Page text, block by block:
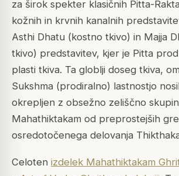
za širok spekter klasičnih Pitta-
kožnih in krvnih kanalnih
Asthi Dhatu (kostno tkivo) in Majja
tkivo) predstavitev, kjer je Pitta
plasti tkiva. Ta globlji doseg tkiva,
Sukshma (prodiralno) lastnostjo
okrepljen z obsežno zeliščno
Mahathiktakam od preprostejših
osredotočenega delovanja
Celoten izdelek Mahathiktakam